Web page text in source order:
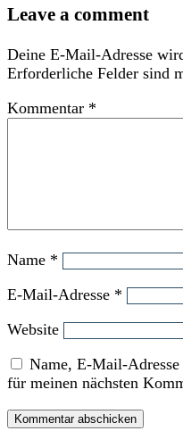
Leave a comment
Deine E-Mail-Adresse
Erforderliche Felder sind
Kommentar *
Name *
E-Mail-Adresse *
Website
Name, E-Mail-
für meinen nächsten